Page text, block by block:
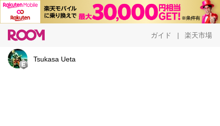
ガイド 楽天市場
Tsukasa Ueta